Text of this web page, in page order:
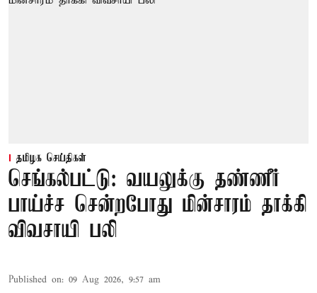
தமிழக செய்திகள்
செங்கல்பட்டு: வயலுக்கு தண்ணீர்
பாய்ச்ச சென்றபோது மின்சாரம் தாக்கி
விவசாயி பலி
Published on: 09 Aug 2026, 9:57 am